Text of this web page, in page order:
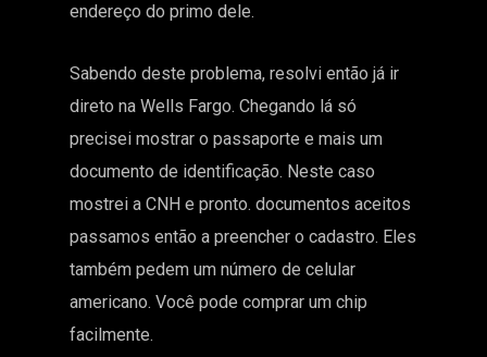
endereço do primo dele.
Sabendo deste problema, resolvi então já ir
direto na Wells Fargo. Chegando lá só
precisei mostrar o passaporte e mais um
documento de identificação. Neste caso
mostrei a CNH e pronto. documentos aceitos
passamos então a preencher o cadastro. Eles
também pedem um número de celular
americano. Você pode comprar um chip
facilmente.